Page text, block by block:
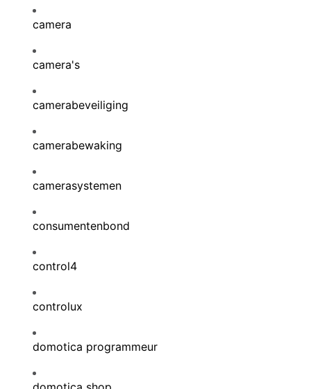
camera
camera's
camerabeveiliging
camerabewaking
camerasystemen
consumentenbond
control4
controlux
domotica programmeur